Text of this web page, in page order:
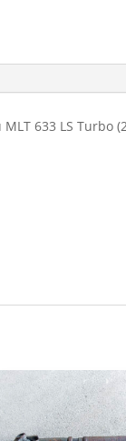
633 LS Turbo